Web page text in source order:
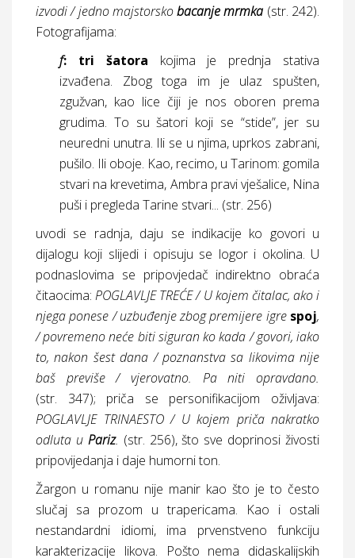
izvodi / jedno majstorskobacanje mrmka (str. 242).
Fotografijama:
f: tri šatora kojima je prednja stativa
izvađena. Zbog toga im je ulaz spušten,
zgužvan, kao lice čiji je nos oboren prema
grudima. To su šatori koji se “stide”, jer su
neuredni unutra. Ili se u njima, uprkos zabrani,
pušilo. Ili oboje. Kao, recimo, u Tarinom: gomila
stvari na krevetima, Ambra pravi vješalice, Nina
puši i pregleda Tarine stvari... (str. 256)
uvodi se radnja, daju se indikacije ko govori u
dijalogu koji slijedi i opisuju se logor i okolina. U
podnaslovima se pripovjedač indirektno obraća
čitaocima:POGLAVLJE TREĆE / U kojem čitalac, ako i
njega ponese / uzbuđenje zbog premijere igre spoj,
/ povremeno neće biti siguran ko kada / govori, iako
to, nakon šest dana / poznanstva sa likovima nije
baš previše / vjerovatno. Pa niti opravdano.
(str. 347); priča se personifikacijom oživljava:
POGLAVLJE TRINAESTO / U kojem priča nakratko
odluta u Pariz. (str. 256), što sve doprinosi živosti
pripovijedanja i daje humorni ton.
Žargon u romanu nije manir kao što je to često
slučaj sa prozom u trapericama. Kao i ostali
nestandardni idiomi, ima prvenstveno funkciju
karakterizacije likova. Pošto nema didaskalijskih